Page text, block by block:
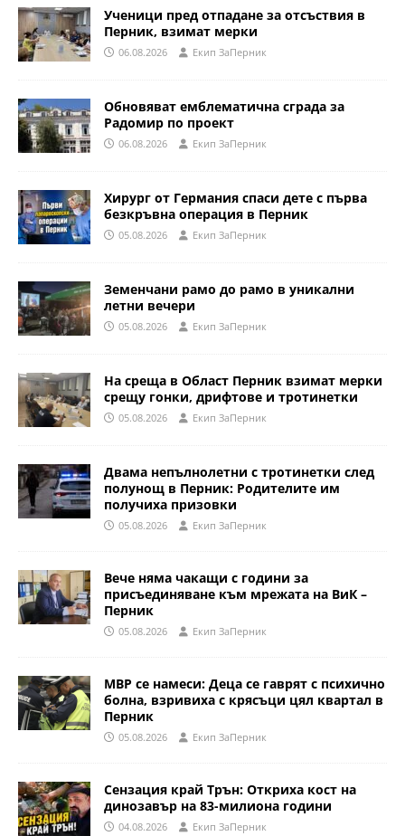
Ученици пред отпадане за отсъствия в
Перник, взимат мерки
06.08.2026 Eкип ЗаПерник
Обновяват емблематична сграда за
Радомир по проект
06.08.2026 Eкип ЗаПерник
Хирург от Германия спаси дете с първа
безкръвна операция в Перник
05.08.2026 Eкип ЗаПерник
Земенчани рамо до рамо в уникални
летни вечери
05.08.2026 Eкип ЗаПерник
На среща в Област Перник взимат мерки
срещу гонки, дрифтове и тротинетки
05.08.2026 Eкип ЗаПерник
Двама непълнолетни с тротинетки след
полунощ в Перник: Родителите им
получиха призовки
05.08.2026 Eкип ЗаПерник
Вече няма чакащи с години за
присъединяване към мрежата на ВиК –
Перник
05.08.2026 Eкип ЗаПерник
МВР се намеси: Деца се гаврят с психично
болна, взривиха с крясъци цял квартал в
Перник
05.08.2026 Eкип ЗаПерник
Сензация край Трън: Откриха кост на
динозавър на 83-милиона години
04.08.2026 Eкип ЗаПерник